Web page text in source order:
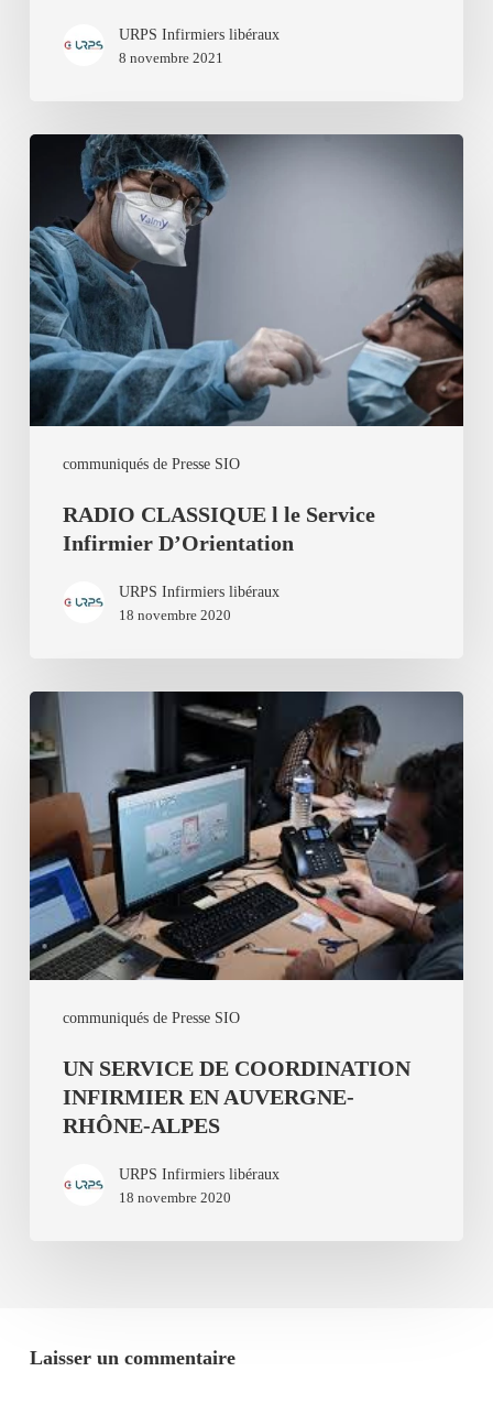
URPS Infirmiers libéraux
8 novembre 2021
communiqués de Presse SIO
CLASSIQUE
le
Service
Infirmier
D’Orientation
RADIO CLASSIQUE l le Service
Infirmier D’Orientation
URPS Infirmiers libéraux
18 novembre 2020
communiqués de Presse SIO
SERVICE
COORDINATION
INFIRMIER
EN
AUVERGNE-
RHÔNE-
ALPES
UN SERVICE DE COORDINATION
INFIRMIER EN AUVERGNE-
RHÔNE-ALPES
URPS Infirmiers libéraux
18 novembre 2020
Laisser un commentaire